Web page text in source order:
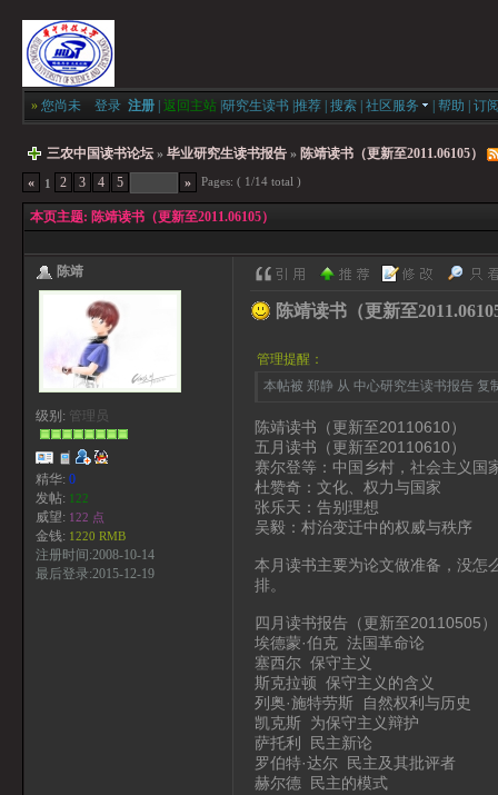
» 您尚未 登录 注册 返回主站 研究生读书 推荐 搜索 社区服务 帮助 订
三农中国读书论坛 » 毕业研究生读书报告 » 陈靖读书（更新至2011.06105）
«
1 2 3 4 5 » Pages: ( 1/14 total )
本页主题: 陈靖读书（更新至2011.06105）
陈靖
级别: 管理员
精华: 0
发帖: 122
威望: 122 点
金钱: 1220 RMB
注册时间:2008-10-14
最后登录:2015-12-19
陈靖读书（更新至
管理提醒：
本帖被 郑静 从 中心研究生读书报告 复
陈靖读书（更新至20110610）
五月读书（更新至20110610）
赛尔登等：中国乡村，社会主义国
杜赞奇：文化、权力与国家
张乐天：告别理想
吴毅：村治变迁中的权威与秩序
本月读书主要为论文做准备，没怎
排。
四月读书报告（更新至20110505）
埃德蒙·伯克 法国革命论
塞西尔 保守主义
斯克拉顿 保守主义的含义
列奥·施特劳斯 自然权利与历史
凯克斯 为保守主义辩护
萨托利 民主新论
罗伯特·达尔 民主及其批评者
赫尔德 民主的模式